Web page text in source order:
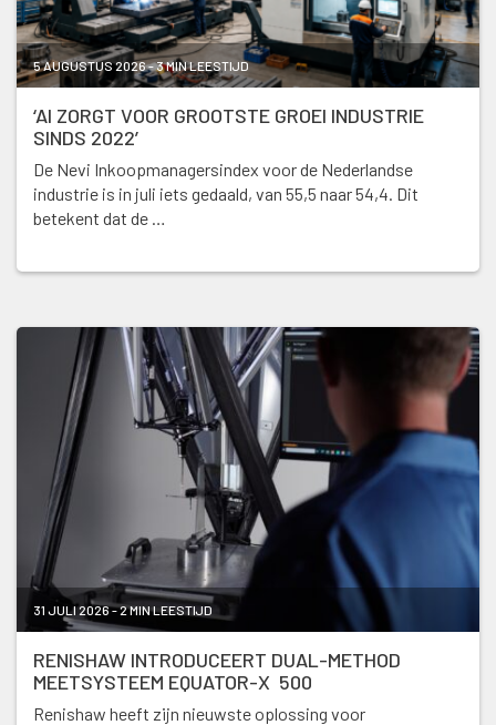
5 AUGUSTUS 2026 - 3 MIN LEESTIJD
‘AI ZORGT VOOR GROOTSTE GROEI INDUSTRIE
SINDS 2022’
De Nevi Inkoopmanagersindex voor de Nederlandse
industrie is in juli iets gedaald, van 55,5 naar 54,4. Dit
betekent dat de …
31 JULI 2026 - 2 MIN LEESTIJD
RENISHAW INTRODUCEERT DUAL-METHOD
MEETSYSTEEM EQUATOR-X 500
Renishaw heeft zijn nieuwste oplossing voor